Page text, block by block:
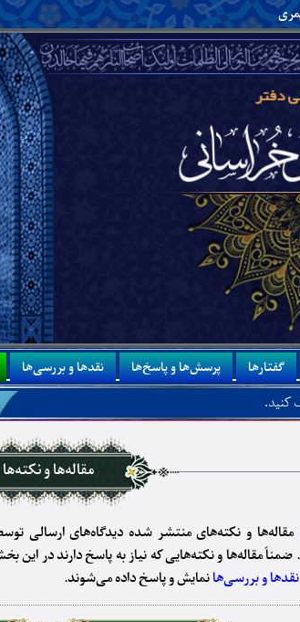
گفتارها پرسش‌ها و پاسخ‌ها نقدها و بررسی‌ها
مقاله‌ها و نکته‌ها
مقاله‌ها و نکته‌های منتشر شده دیدگاه‌های ارسالی
مقاله‌ها و نکته‌هایی که نیاز به پاسخ دارند در
نقدها و بررسی‌هانمایش و پاسخ داده می‌شوند.